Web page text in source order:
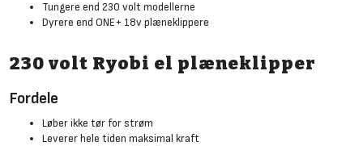
Tungere end 230 volt modellerne
Dyrere end ONE+ 18v plæneklippere
230 volt Ryobi el plæneklipper
Fordele
Løber ikke tør for strøm
Leverer hele tiden maksimal kraft